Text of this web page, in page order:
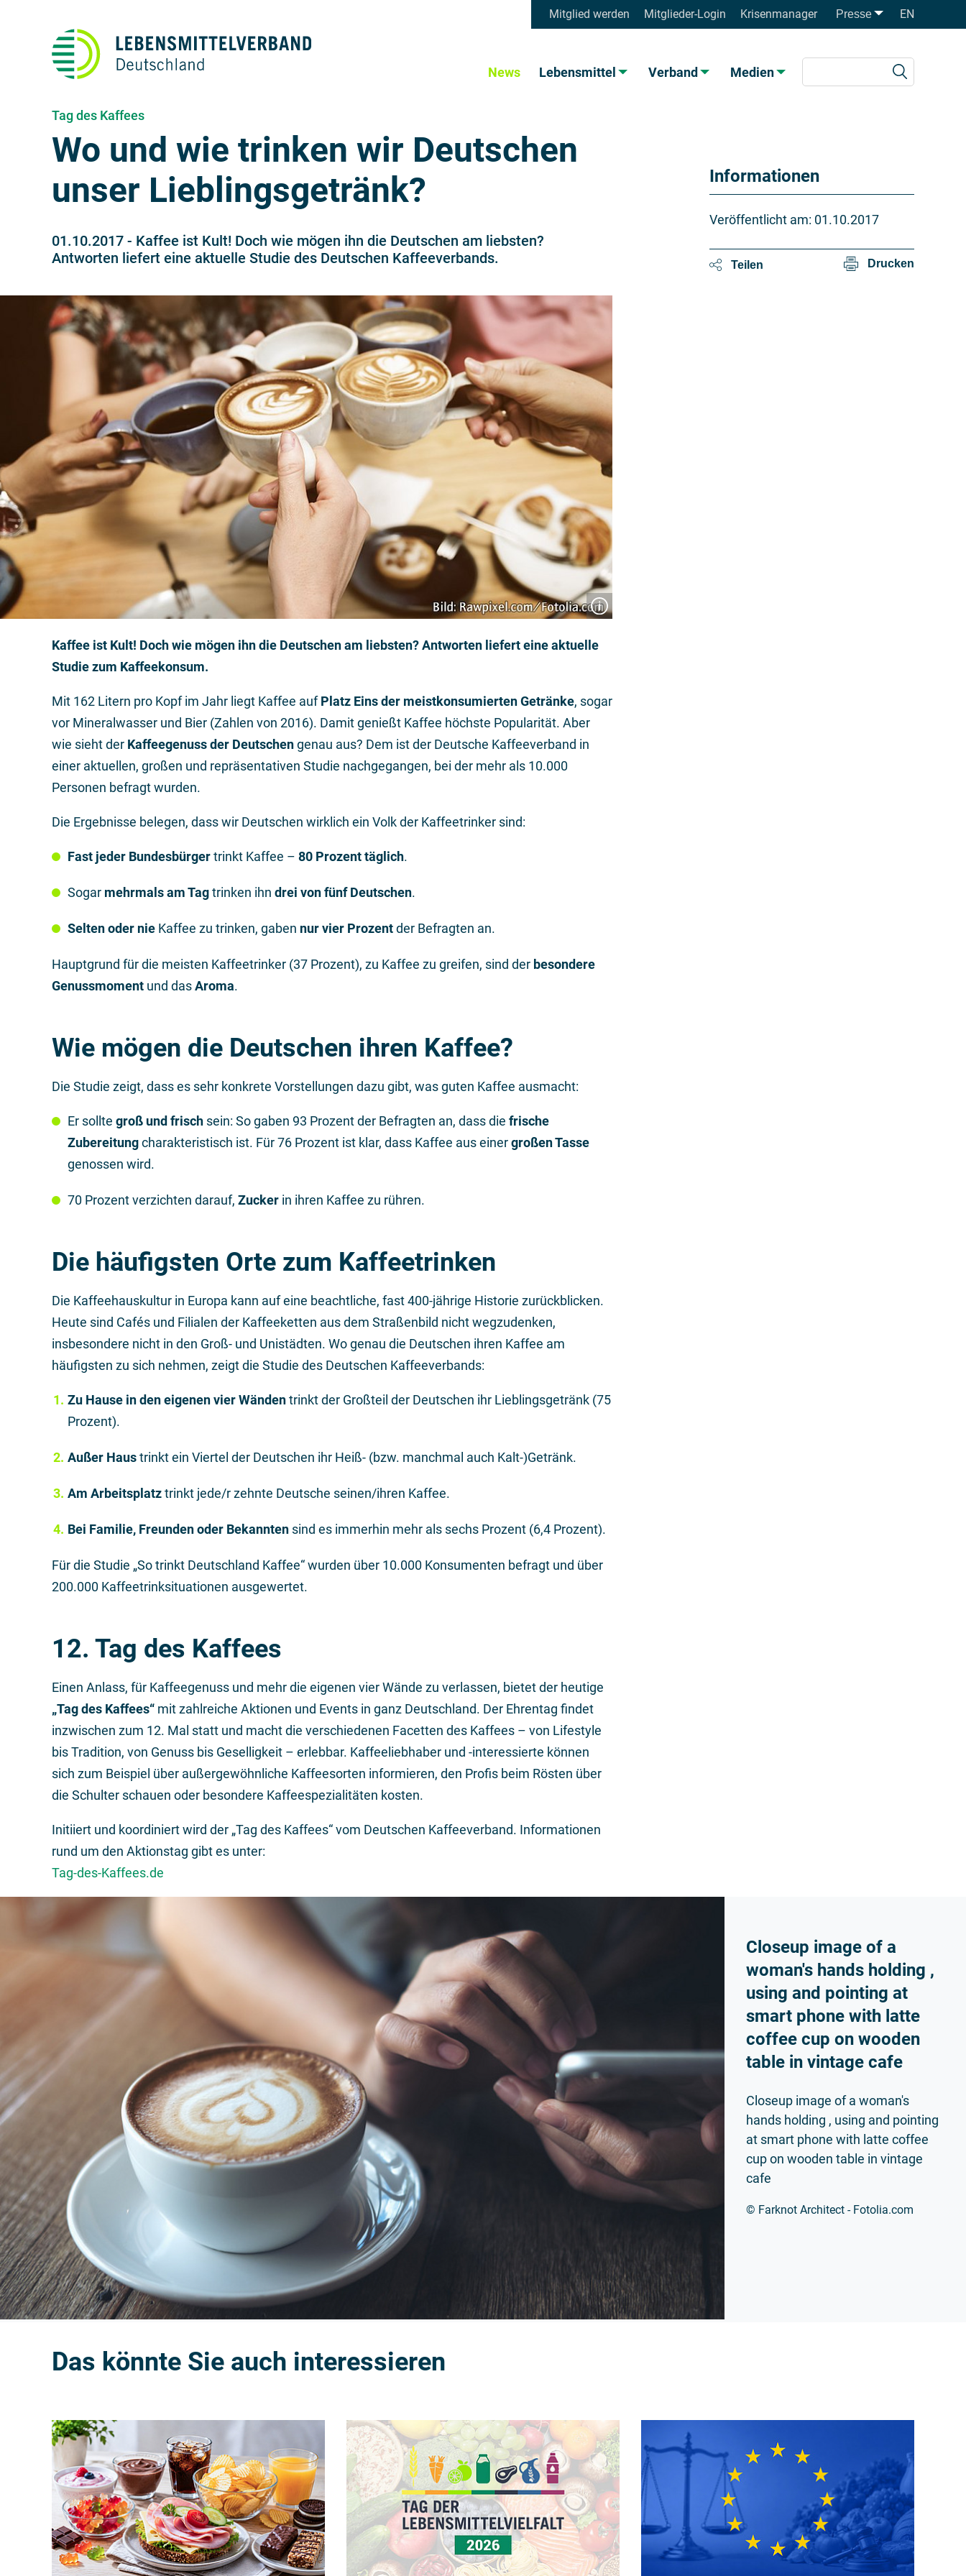
Mitglied werden Mitglieder-Login Krisenmanager Presse EN
News Lebensmittel Verband Medien
Tag des Kaffees
Wo und wie trinken wir Deutschen
unser Lieblingsgetränk?
01.10.2017 - Kaffee ist Kult! Doch wie mögen ihn die Deutschen am liebsten?
Antworten liefert eine aktuelle Studie des Deutschen Kaffeeverbands.
Kaffee ist Kult! Doch wie mögen ihn die Deutschen am liebsten? Antworten liefert eine aktuelle
Studie zum Kaffeekonsum.
Mit 162 Litern pro Kopf im Jahr liegt Kaffee aufPlatz Eins der meistkonsumierten Getränke, sogar
vor Mineralwasser und Bier (Zahlen von 2016). Damit genießt Kaffee höchste Popularität. Aber
wie sieht der Kaffeegenuss der Deutschengenau aus? Dem ist der Deutsche Kaffeeverband in
einer aktuellen, großen und repräsentativen Studie nachgegangen, bei der mehr als 10.000
Personen befragt wurden.
Die Ergebnisse belegen, dass wir Deutschen wirklich ein Volk der Kaffeetrinker sind:
Fast jeder Bundesbürgertrinkt Kaffee – 80 Prozent täglich.
Sogar mehrmals am Tagtrinken ihn drei von fünf Deutschen.
Selten oder nie Kaffee zu trinken, gaben nur vier Prozentder Befragten an.
Hauptgrund für die meisten Kaffeetrinker (37 Prozent), zu Kaffee zu greifen, sind der besondere
Genussmoment und dasAroma.
Wie mögen die Deutschen ihren Kaffee?
Die Studie zeigt, dass es sehr konkrete Vorstellungen dazu gibt, was guten Kaffee ausmacht:
Er sollte groß und frisch sein: So gaben 93 Prozent der Befragten an, dass die frische
Zubereitungcharakteristisch ist. Für 76 Prozent ist klar, dass Kaffee aus einergroßen Tasse
genossen wird.
70 Prozent verzichten darauf, Zucker in ihren Kaffee zu rühren.
Die häufigsten Orte zum Kaffeetrinken
Die Kaffeehauskultur in Europa kann auf eine beachtliche, fast 400-jährige Historie zurückblicken.
Heute sind Cafés und Filialen der Kaffeeketten aus dem Straßenbild nicht wegzudenken,
insbesondere nicht in den Groß- und Unistädten. Wo genau die Deutschen ihren Kaffee am
häufigsten zu sich nehmen, zeigt die Studie des Deutschen Kaffeeverbands:
Zu Hause in den eigenen vier Wändentrinkt der Großteil der Deutschen ihr Lieblingsgetränk (75
Prozent).
Außer Haustrinkt ein Viertel der Deutschen ihr Heiß- (bzw. manchmal auch Kalt-)Getränk.
Am Arbeitsplatztrinkt jede/r zehnte Deutsche seinen/ihren Kaffee.
Bei Familie, Freunden oder Bekannten sind es immerhin mehr als sechs Prozent (6,4 Prozent).
Für die Studie „So trinkt Deutschland Kaffee“ wurden über 10.000 Konsumenten befragt und über
200.000 Kaffeetrinksituationen ausgewertet.
12. Tag des Kaffees
Einen Anlass, für Kaffeegenuss und mehr die eigenen vier Wände zu verlassen, bietet der heutige
„Tag des Kaffees“ mit zahlreiche Aktionen und Events in ganz Deutschland. Der Ehrentag findet
inzwischen zum 12. Mal statt und macht die verschiedenen Facetten des Kaffees – von Lifestyle
bis Tradition, von Genuss bis Geselligkeit – erlebbar. Kaffeeliebhaber und -interessierte können
sich zum Beispiel über außergewöhnliche Kaffeesorten informieren, den Profis beim Rösten über
die Schulter schauen oder besondere Kaffeespezialitäten kosten.
Initiiert und koordiniert wird der „Tag des Kaffees“ vom Deutschen Kaffeeverband. Informationen
rund um den Aktionstag gibt es unter:
Tag-des-Kaffees.de
Wo und wie trinken wir Deutschen unser Lieblingsgetränk?
Closeup image of a
woman's hands holding ,
using and pointing at
smart phone with latte
coffee cup on wooden
table in vintage cafe
Closeup image of a woman's
hands holding , using and pointing
at smart phone with latte coffee
cup on wooden table in vintage
cafe
© Farknot Architect - Fotolia.com
Informationen
Veröffentlicht am: 01.10.2017
Teilen Drucken
Das könnte Sie auch interessieren